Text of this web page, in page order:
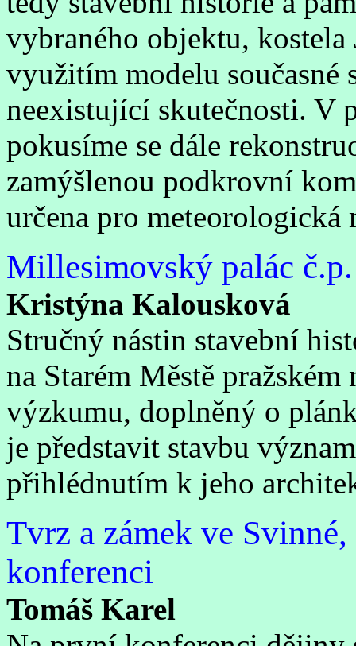
vybraného objektu, kostela
využitím modelu současné
neexistující skutečnosti. V
pokusíme se dále
zamýšlenou podkrovní
určena pro meteorologická
Millesimovský palác č.p.
Kristýna Kalousková
Stručný nástin stavební
na Starém Městě
výzkumu, doplněný o
je představit stavbu
přihlédnutím k jeho
Tvrz a zámek ve
konferenci
Tomáš Karel